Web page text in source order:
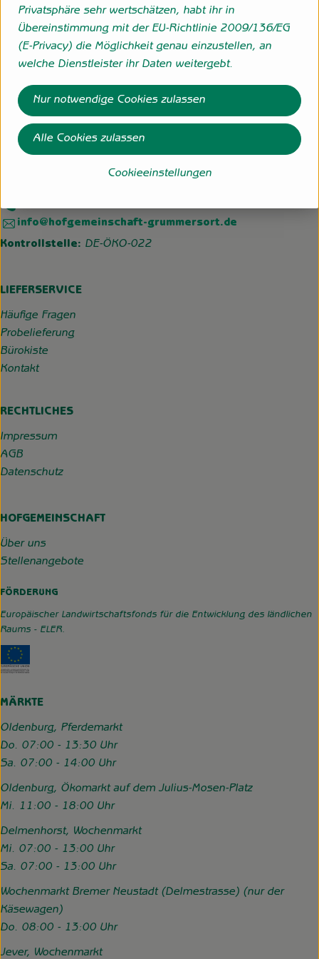
eigene Erzeugung
Externer Link zu https://www.instagram.com/
Externer Link zu https://wp.solawi-
Hofgemeinschaft Grummersort
04484-599
info@hofgemeinschaft-grummersort.de
Kontrollstelle: DE-ÖKO-022
LIEFERSERVICE
Häufige Fragen
Probelieferung
Bürokiste
Kontakt
RECHTLICHES
Impressum
AGB
Datenschutz
HOFGEMEINSCHAFT
Über uns
Stellenangebote
FÖRDERUNG
Europäischer Landwirtschaftsfonds für die Entwicklung des ländlichen
Raums - ELER.
MÄRKTE
Oldenburg, Pferdemarkt
Do. 07:00 - 13:30 Uhr
Sa. 07:00 - 14:00 Uhr
Oldenburg, Ökomarkt auf dem Julius-Mosen-Platz
Mi. 11:00 - 18:00 Uhr
Delmenhorst, Wochenmarkt
Mi. 07:00 - 13:00 Uhr
Sa. 07:00 - 13:00 Uhr
Wochenmarkt Bremer Neustadt (Delmestrasse) (nur der
Käsewagen)
Do. 08:00 - 13:00 Uhr
Jever, Wochenmarkt
Privatsphäre sehr wertschätzen, habt ihr in
Übereinstimmung mit der EU-Richtlinie 2009/136/EG
(E-Privacy) die Möglichkeit genau einzustellen, an
welche Dienstleister ihr Daten weitergebt.
Cookieeinstellungen
Nur notwendige Cookies zulassen
Alle Cookies zulassen